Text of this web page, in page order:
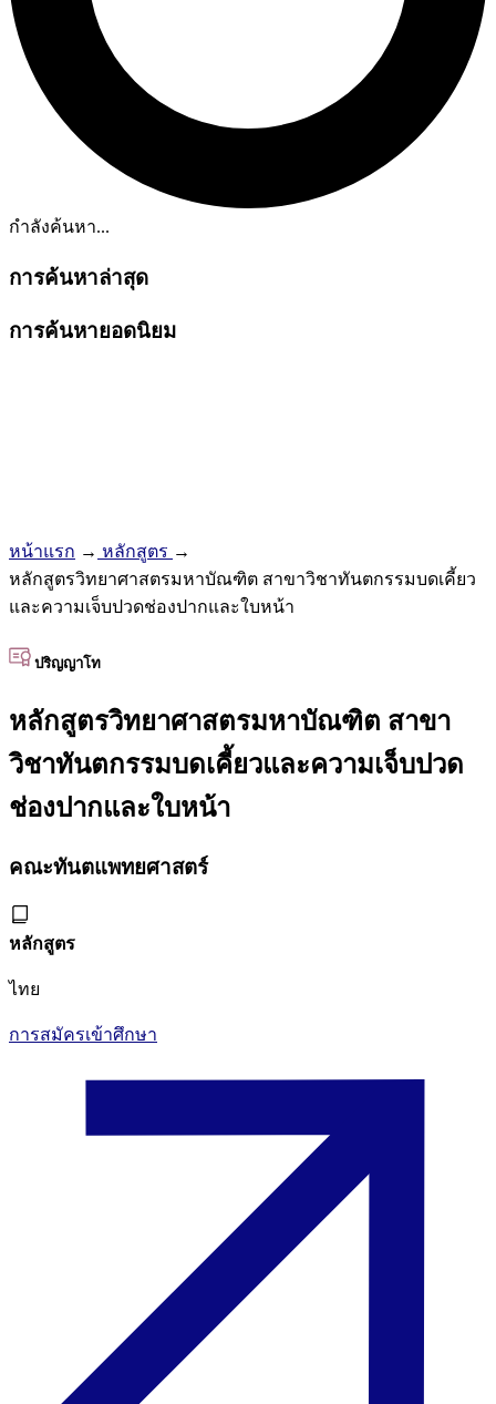
กำลังค้นหา...
การค้นหาล่าสุด
การค้นหายอดนิยม
หน้าแรก → หลักสูตร →
หลักสูตรวิทยาศาสตรมหาบัณฑิต สาขาวิชาทันตกรรมบดเคี้ยว
และความเจ็บปวดช่องปากและใบหน้า
ปริญญาโท
หลักสูตรวิทยาศาสตรมหาบัณฑิต สาขา
วิชาทันตกรรมบดเคี้ยวและความเจ็บปวด
ช่องปากและใบหน้า
คณะทันตแพทยศาสตร์
หลักสูตร
ไทย
การสมัครเข้าศึกษา